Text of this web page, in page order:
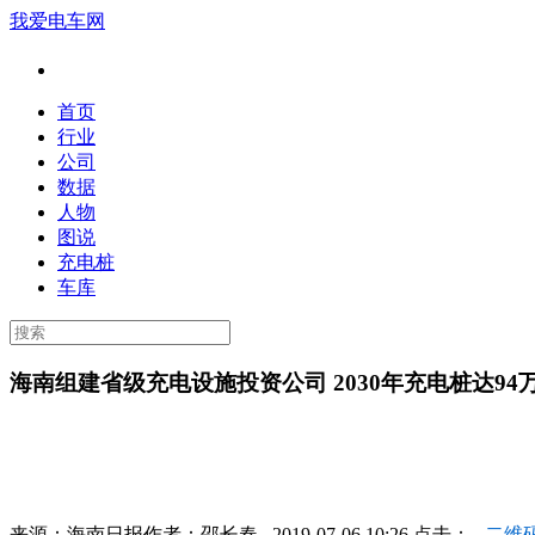
我爱电车网
首页
行业
公司
数据
人物
图说
充电桩
车库
海南组建省级充电设施投资公司 2030年充电桩达94